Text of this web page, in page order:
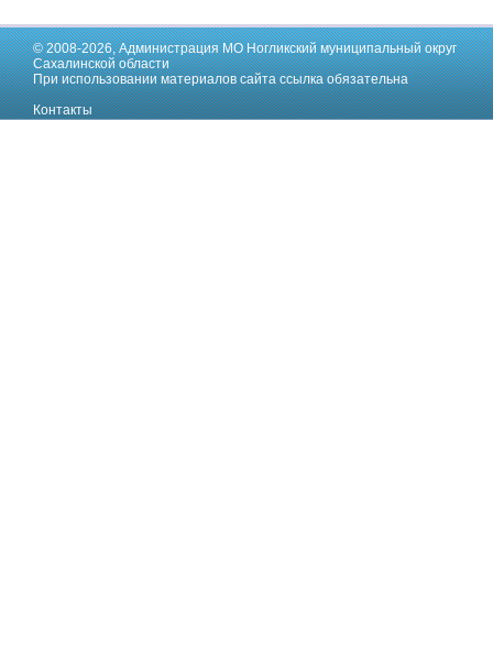
© 2008-2026,Администрация МО Ногликский муниципальный округ
Сахалинской области
При использовании материалов сайта ссылка обязательна
Контакты